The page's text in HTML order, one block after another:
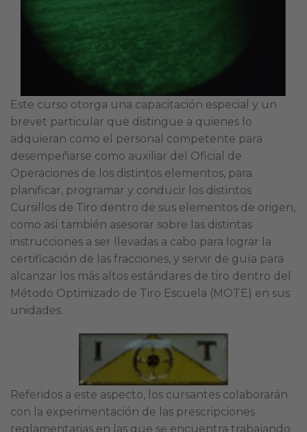
Este curso otorga una capacitación especial y un
brevet particular que distingue a quienes lo
adquieran como el personal competente para
desempeñarse como auxiliar del Oficial de
Operaciones de los distintos elementos, para
planificar, programar y conducir los distintos
Cursillos de Tiro dentro de sus elementos de origen,
como así también asesorar sobre las distintas
instrucciones a ser llevadas a cabo para lograr la
certificación de las fracciones, y servir de guía para
alcanzar los más altos estándares de tiro dentro del
Método Optimizado de Tiro Escuela (MOTE) en sus
unidades.
Referidos a este aspecto, los cursantes colaborarán
con la experimentación de las prescripciones
reglamentarias en las que se encuentra trabajando